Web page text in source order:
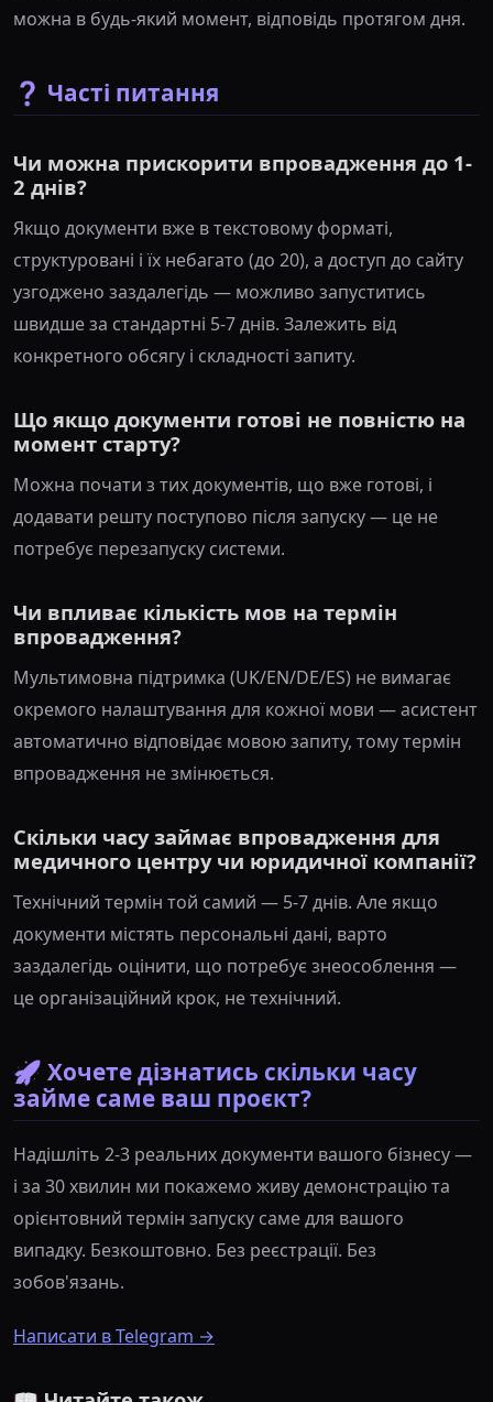
можна в будь-який момент, відповідь протягом дня.
❓ Часті питання
Чи можна прискорити впровадження до 1-
2 днів?
Якщо документи вже в текстовому форматі,
структуровані і їх небагато (до 20), а доступ до сайту
узгоджено заздалегідь — можливо запуститись
швидше за стандартні 5-7 днів. Залежить від
конкретного обсягу і складності запиту.
Що якщо документи готові не повністю на
момент старту?
Можна почати з тих документів, що вже готові, і
додавати решту поступово після запуску — це не
потребує перезапуску системи.
Чи впливає кількість мов на термін
впровадження?
Мультимовна підтримка (UK/EN/DE/ES) не вимагає
окремого налаштування для кожної мови — асистент
автоматично відповідає мовою запиту, тому термін
впровадження не змінюється.
Скільки часу займає впровадження для
медичного центру чи юридичної компанії?
Технічний термін той самий — 5-7 днів. Але якщо
документи містять персональні дані, варто
заздалегідь оцінити, що потребує знеособлення —
це організаційний крок, не технічний.
🚀 Хочете дізнатись скільки часу
займе саме ваш проєкт?
Надішліть 2-3 реальних документи вашого бізнесу —
і за 30 хвилин ми покажемо живу демонстрацію та
орієнтовний термін запуску саме для вашого
випадку. Безкоштовно. Без реєстрації. Без
зобов'язань.
Написати в Telegram →